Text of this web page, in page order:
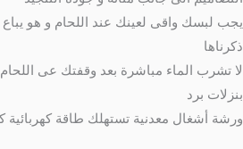
لبسك واقى لعينك عند اللحام و هو يباع
تشرب الماء مباشرة بعد وقفتك عى
برد
أشغال معدنية تستهلك طاقة كهربائية